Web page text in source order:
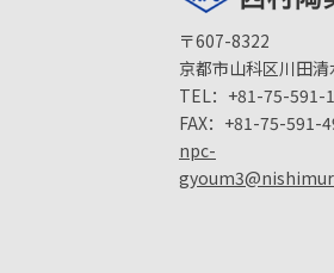
〒607-8322
京都市山科区川田
TEL： +81-75-591-
FAX： +81-75-591-
npc-